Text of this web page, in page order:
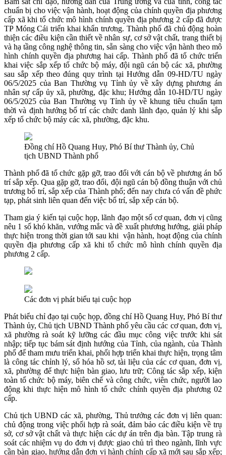
chuẩn bị cho việc vận hành, hoạt động của chính quyền địa phương
cấp xã khi tổ chức mô hình chính quyền địa phương 2 cấp đã được
TP Móng Cái triển khai khẩn trương. Thành phố đã chủ động hoàn
thiện các điều kiện cần thiết về nhân sự, cơ sở vật chất, trang thiết bị
và hạ tầng công nghệ thông tin, sẵn sàng cho việc vận hành theo mô
hình chính quyền địa phương hai cấp. Thành phố đã tổ chức triển
khai việc sắp xếp tổ chức bộ máy, đội ngũ cán bộ các xã, phường
sau sắp xếp theo đúng quy trình tại Hướng dẫn 09-HD/TU ngày
06/5/2025 của Ban Thường vụ Tỉnh ủy về xây dựng phương án
nhân sự cấp ủy xã, phường, đặc khu; Hướng dẫn 10-HD/TU ngày
06/5/2025 của Ban Thường vụ Tỉnh ủy về khung tiêu chuẩn tạm
thời và định hướng bố trí các chức danh lãnh đạo, quản lý khi sắp
xếp tổ chức bộ máy các xã, phường, đặc khu.
Đồng chí Hồ Quang Huy, Phó Bí thư Thành ủy, Chủ
tịch UBND Thành phố
Thành phố đã tổ chức gặp gỡ, trao đổi với cán bộ về phương án bố
trí sắp xếp. Qua gặp gỡ, trao đổi, đội ngũ cán bộ đồng thuận với chủ
trương bố trí, sắp xếp của Thành phố; đến nay chưa có vấn đề phức
tạp, phát sinh liên quan đến việc bố trí, sắp xếp cán bộ.
Tham gia ý kiến tại cuộc họp, lãnh đạo một số cơ quan, đơn vị cũng
nêu 1 số khó khăn, vướng mắc và đề xuất phương hướng, giải pháp
thực hiện trong thời gian tới sau khi vận hành, hoạt động của chính
quyền địa phương cấp xã khi tổ chức mô hình chính quyền địa
phương 2 cấp.
Các đơn vị phát biểu tại cuộc họp
Phát biểu chỉ đạo tại cuộc họp, đồng chí Hồ Quang Huy, Phó Bí thư
Thành ủy, Chủ tịch UBND Thành phố yêu cầu các cơ quan, đơn vị,
xã phường rà soát kỹ lưỡng các đầu mục công việc trước khi sát
nhập; tiếp tục bám sát định hướng của Tỉnh, của ngành, của Thành
phố để tham mưu triển khai, phối hợp triển khai thực hiện, trọng tâm
là công tác chỉnh lý, số hóa hồ sơ, tài liệu của các cơ quan, đơn vị,
xã, phường để thực hiện bàn giao, lưu trữ; Công tác sắp xếp, kiện
toàn tổ chức bộ máy, biên chế và công chức, viên chức, người lao
động khi thực hiện mô hình tổ chức chính quyền địa phương 02
cấp.
Chủ tịch UBND các xã, phường, Thủ trưởng các đơn vị liên quan:
chủ động trong việc phối hợp rà soát, đảm bảo các điều kiện về trụ
sở, cơ sở vật chất và thực hiện các dự án trên địa bàn. Tập trung rà
soát các nhiệm vụ do đơn vị được giao chủ trì theo ngành, lĩnh vực
cần bàn giao, hướng dẫn đơn vị hành chính cấp xã mới sau sắp xếp;